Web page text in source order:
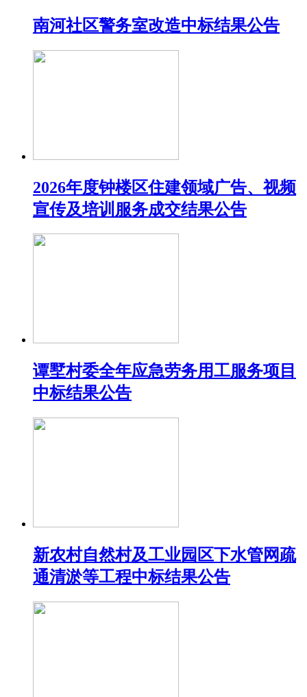
南河社区警务室改造中标结果公告
2026年度钟楼区住建领域广告、视频
宣传及培训服务成交结果公告
谭墅村委全年应急劳务用工服务项目
中标结果公告
新农村自然村及工业园区下水管网疏
通清淤等工程中标结果公告